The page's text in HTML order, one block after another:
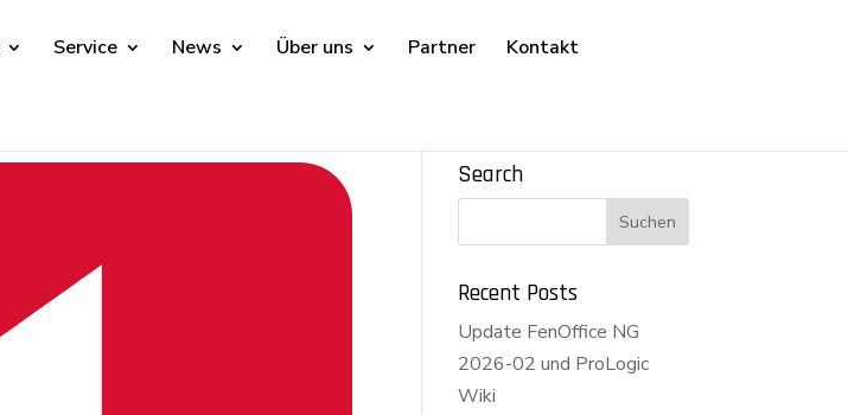
Service News Über uns Partner Kontakt
Search
Recent Posts
Update FenOffice NG
2026-02 und ProLogic
Wiki